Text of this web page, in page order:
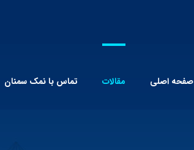
صفحه اصلی مقالات تماس با نمک سمنان